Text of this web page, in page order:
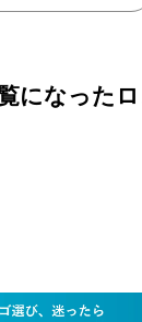
になった